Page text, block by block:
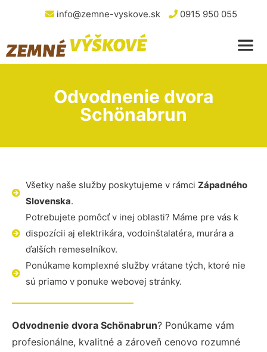
info@zemne-vyskove.sk 0915 950 055
Odvodnenie dvora
Schönabrun
Všetky naše služby poskytujeme v rámci Západného
Slovenska.
Potrebujete pomôcť v inej oblasti? Máme pre vás k
dispozícii aj elektrikára, vodoinštalatéra, murára a
ďalších remeselníkov.
Ponúkame komplexné služby vrátane tých, ktoré nie
sú priamo v ponuke webovej stránky.
Odvodnenie dvora Schönabrun? Ponúkame vám
profesionálne, kvalitné a zároveň cenovo rozumné